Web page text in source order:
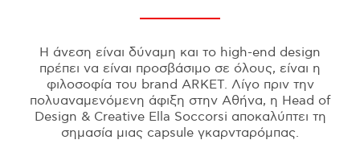
H άνεση είναι δύναμη και το high-end design
πρέπει να είναι προσβάσιμο σε όλους, είναι η
φιλοσοφία του brand ARKET. Λίγο πριν την
πολυαναμενόμενη άφιξη στην Αθήνα, η Head of
Design & Creative Ella Soccorsi αποκαλύπτει τη
σημασία μιας capsule γκαρνταρόμπας.